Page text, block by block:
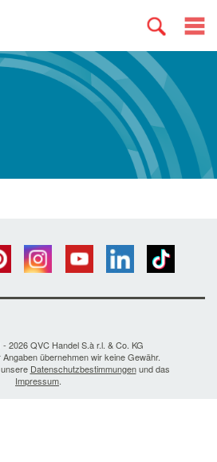
2026 QVC Handel S.à r.l. & Co. KG
übernehmen wir keine Gewähr.
Datenschutzbestimmungenund das
Impressum.